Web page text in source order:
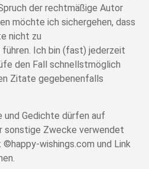
der rechtmäßige Autor
möchte ich sichergehen, dass
nicht zu
Ich bin (fast) jederzeit
den Fall schnellstmöglich
Zitate gegebenenfalls
Gedichte dürfen auf
sonstige Zwecke verwendet
wishings.com und Link